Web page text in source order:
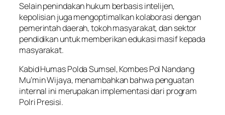
Selain penindakan hukum berbasis intelijen,
kepolisian juga mengoptimalkan kolaborasi dengan
pemerintah daerah, tokoh masyarakat, dan sektor
pendidikan untuk memberikan edukasi masif kepada
masyarakat.
Kabid Humas Polda Sumsel, Kombes Pol Nandang
Mu’min Wijaya, menambahkan bahwa penguatan
internal ini merupakan implementasi dari program
Polri Presisi.